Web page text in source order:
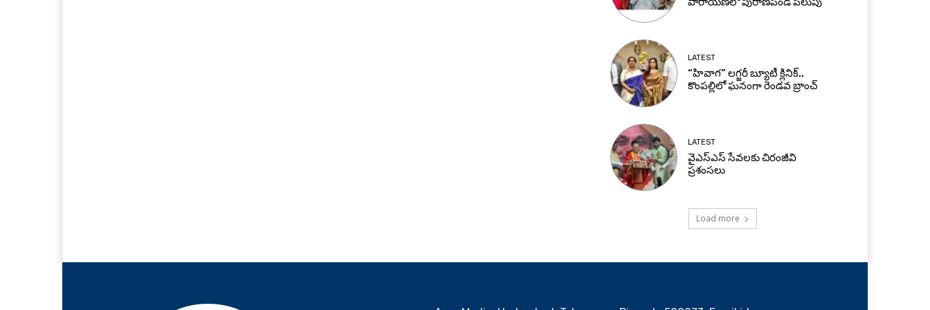
LATEST
“హివాగ” లగ్జరీ బ్యూటీ క్లినిక్..
కొంపల్లిలో ఘనంగా రెండవ బ్రాంచ్
LATEST
వైఎస్ఎస్ సేవలకు చిరంజీవి
ప్రశంసలు
Load more